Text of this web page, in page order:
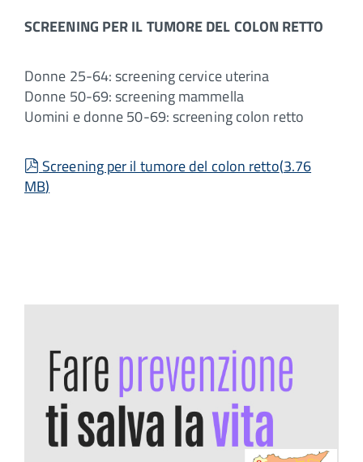
SCREENING PER IL TUMORE DEL COLON RETTO
Donne 25-64: screening cervice uterina
Donne 50-69: screening mammella
Uomini e donne 50-69: screening colon retto
pdf
Screening per il tumore del colon retto(3.76
MB)